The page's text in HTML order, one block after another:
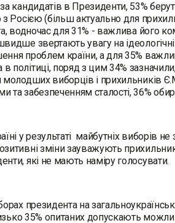
кандидатів в Президенти, 53%
Росією (більш актуально для
водночас для 31% - важлива його
звертають увагу на
проблем країни, а для 35%
політиці, поряд з цим 34%
молодших виборців і прихильників
забезпеченням сталості, 36%
у результаті майбутніх виборів
зміни зауважують
які не мають наміру голосувати.
президента на
35% опитаних допускають